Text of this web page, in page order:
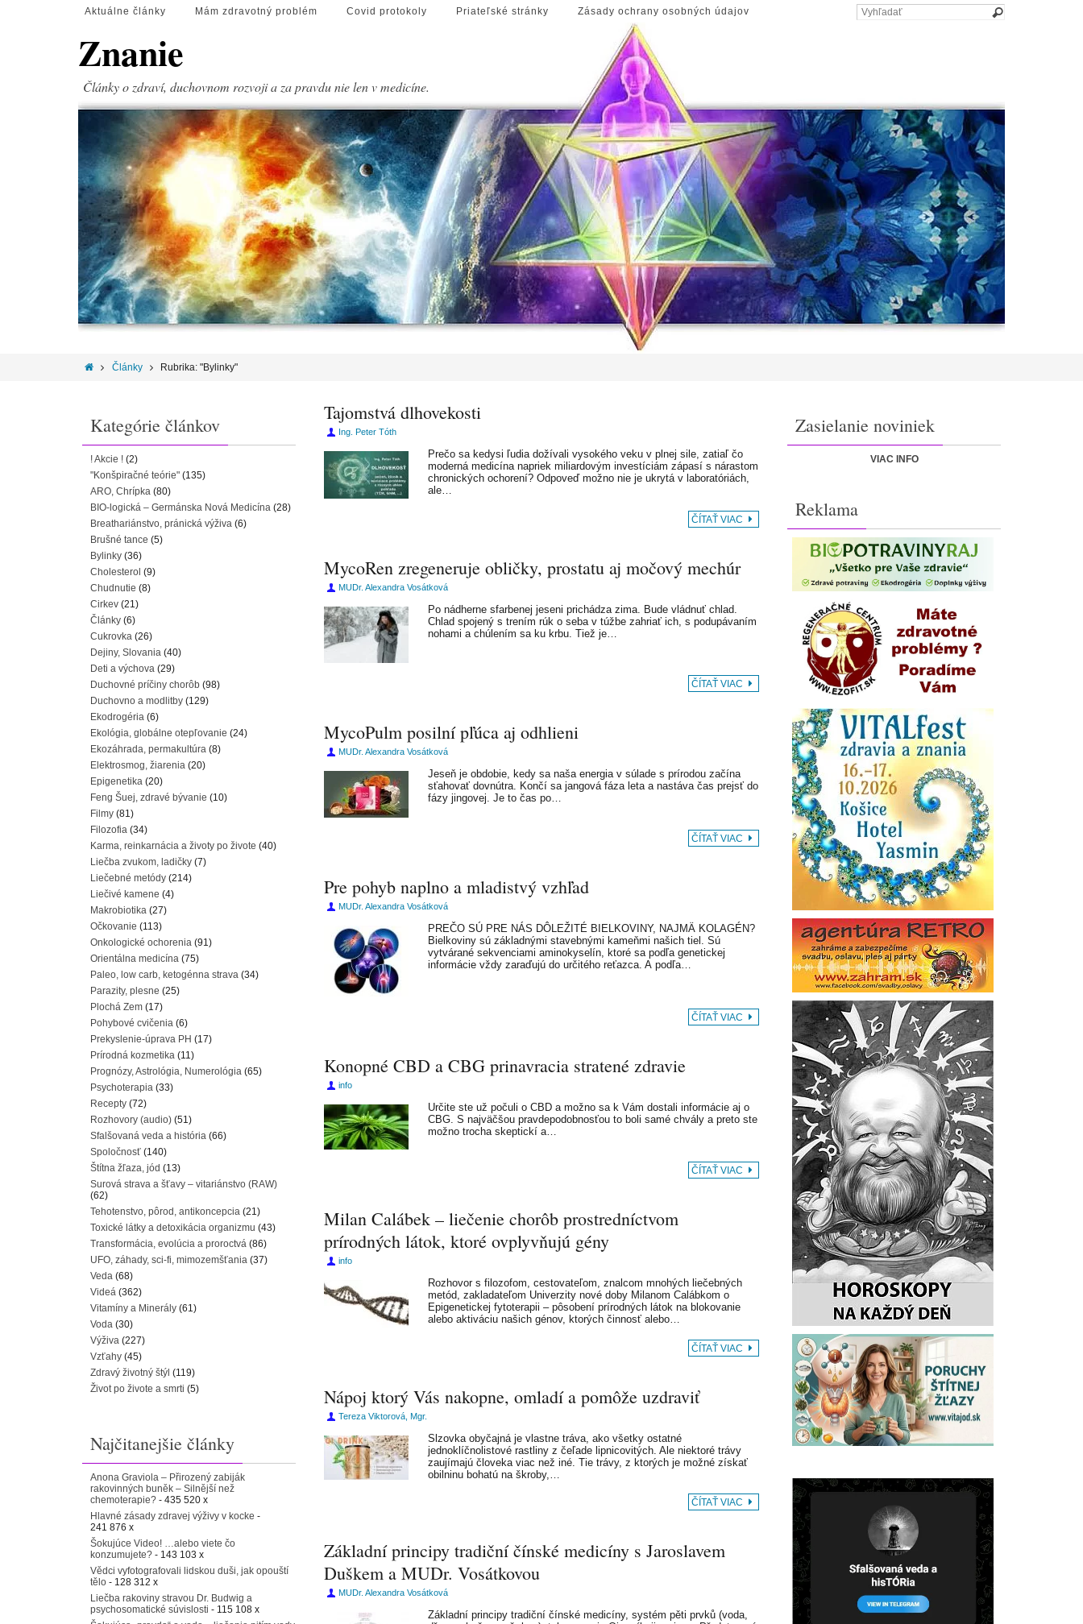
Aktuálne články Mám zdravotný problém Covid protokoly Priateľské stránky Zásady ochrany osobných údajov
Znanie
Články o zdraví, duchovnom rozvoji a za pravdu nie len v medicíne.
Články Rubrika: "Bylinky"
Tajomstvá dlhovekosti
Ing. Peter Tóth
Prečo sa kedysi ľudia dožívali vysokého veku v plnej sile, zatiaľ čo
moderná medicína napriek miliardovým investíciám zápasí s nárastom
chronických ochorení? Odpoveď možno nie je ukrytá v laboratóriách,
ale…
ČÍTAŤ VIAC
MycoRen zregeneruje obličky, prostatu aj močový mechúr
MUDr. Alexandra Vosátková
Po nádherne sfarbenej jeseni prichádza zima. Bude vládnuť chlad.
Chlad spojený s trením rúk o seba v túžbe zahriať ich, s podupávaním
nohami a chúlením sa ku krbu. Tiež je…
ČÍTAŤ VIAC
MycoPulm posilní pľúca aj odhlieni
MUDr. Alexandra Vosátková
Jeseň je obdobie, kedy sa naša energia v súlade s prírodou začína
sťahovať dovnútra. Končí sa jangová fáza leta a nastáva čas prejsť do
fázy jingovej. Je to čas po…
ČÍTAŤ VIAC
Pre pohyb naplno a mladistvý vzhľad
MUDr. Alexandra Vosátková
PREČO SÚ PRE NÁS DÔLEŽITÉ BIELKOVINY, NAJMÄ KOLAGÉN?
Bielkoviny sú základnými stavebnými kameňmi našich tiel. Sú
vytvárané sekvenciami aminokyselín, ktoré sa podľa genetickej
informácie vždy zaraďujú do určitého reťazca. A podľa…
ČÍTAŤ VIAC
Konopné CBD a CBG prinavracia stratené zdravie
info
Určite ste už počuli o CBD a možno sa k Vám dostali informácie aj o
CBG. S najväčšou pravdepodobnosťou to boli samé chvály a preto ste
možno trocha skeptickí a…
ČÍTAŤ VIAC
Milan Calábek – liečenie chorôb prostredníctvom
prírodných látok, ktoré ovplyvňujú gény
info
Rozhovor s filozofom, cestovateľom, znalcom mnohých liečebných
metód, zakladateľom Univerzity nové doby Milanom Calábkom o
Epigenetickej fytoterapii – pôsobení prírodných látok na blokovanie
alebo aktiváciu našich génov, ktorých činnosť alebo…
ČÍTAŤ VIAC
Nápoj ktorý Vás nakopne, omladí a pomôže uzdraviť
Tereza Viktorová, Mgr.
Slzovka obyčajná je vlastne tráva, ako všetky ostatné
jednoklíčnolistové rastliny z čeľade lipnicovitých. Ale niektoré trávy
zaujímajú človeka viac než iné. Tie trávy, z ktorých je možné získať
obilninu bohatú na škroby,…
ČÍTAŤ VIAC
Základní principy tradiční čínské medicíny s Jaroslavem
Duškem a MUDr. Vosátkovou
MUDr. Alexandra Vosátková
Základní principy tradiční čínské medicíny, systém pěti prvků (voda,
Kategórie článkov
! Akcie ! (2)
"Konšpiračné teórie" (135)
ARO, Chrípka (80)
BIO-logická – Germánska Nová Medicína (28)
Breathariánstvo, pránická výživa (6)
Brušné tance (5)
Bylinky (36)
Cholesterol (9)
Chudnutie (8)
Cirkev (21)
Články (6)
Cukrovka (26)
Dejiny, Slovania (40)
Deti a výchova (29)
Duchovné príčiny chorôb (98)
Duchovno a modlitby (129)
Ekodrogéria (6)
Ekológia, globálne otepľovanie (24)
Ekozáhrada, permakultúra (8)
Elektrosmog, žiarenia (20)
Epigenetika (20)
Feng Šuej, zdravé bývanie (10)
Filmy (81)
Filozofia (34)
Karma, reinkarnácia a životy po živote (40)
Liečba zvukom, ladičky (7)
Liečebné metódy (214)
Liečivé kamene (4)
Makrobiotika (27)
Očkovanie (113)
Onkologické ochorenia (91)
Orientálna medicína (75)
Paleo, low carb, ketogénna strava (34)
Parazity, plesne (25)
Plochá Zem (17)
Pohybové cvičenia (6)
Prekyslenie-úprava PH (17)
Prírodná kozmetika (11)
Prognózy, Astrológia, Numerológia (65)
Psychoterapia (33)
Recepty (72)
Rozhovory (audio) (51)
Sfalšovaná veda a história (66)
Spoločnosť (140)
Štítna žľaza, jód (13)
Surová strava a šťavy – vitariánstvo (RAW)
(62)
Tehotenstvo, pôrod, antikoncepcia (21)
Toxické látky a detoxikácia organizmu (43)
Transformácia, evolúcia a proroctvá (86)
UFO, záhady, sci-fi, mimozemšťania (37)
Veda (68)
Videá (362)
Vitamíny a Minerály (61)
Voda (30)
Výživa (227)
Vzťahy (45)
Zdravý životný štýl (119)
Život po živote a smrti (5)
Najčitanejšie články
Anona Graviola – Přirozený zabiják
rakovinných buněk – Silnější než
chemoterapie? - 435 520 x
Hlavné zásady zdravej výživy v kocke -
241 876 x
Šokujúce Video! …alebo viete čo
konzumujete? - 143 103 x
Vědci vyfotografovali lidskou duši, jak opouští
tělo - 128 312 x
Liečba rakoviny stravou Dr. Budwig a
psychosomatické súvislosti - 115 108 x
Zasielanie noviniek
VIAC INFO
Reklama